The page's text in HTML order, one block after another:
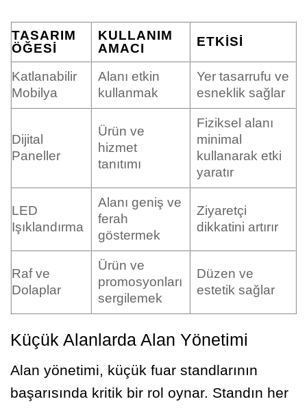
TASARIM
ÖĞESI
KULLANIM
AMACI
ETKISI
Katlanabilir
Mobilya
Alanı etkin
kullanmak
Yer tasarrufu ve
esneklik sağlar
Dijital
Paneller
Ürün ve
hizmet
tanıtımı
Fiziksel alanı
minimal
kullanarak etki
yaratır
LED
Işıklandırma
Alanı geniş ve
ferah
göstermek
Ziyaretçi
dikkatini artırır
Raf ve
Dolaplar
Ürün ve
promosyonları
sergilemek
Düzen ve
estetik sağlar
Küçük Alanlarda Alan Yönetimi
Alan yönetimi, küçük fuar standlarının
başarısında kritik bir rol oynar. Standın her